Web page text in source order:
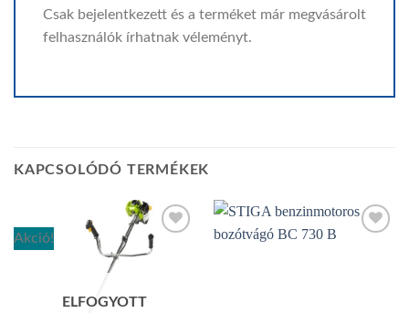
Csak bejelentkezett és a terméket már megvásárolt
felhasználók írhatnak véleményt.
KAPCSOLÓDÓ TERMÉKEK
Akció!
ELFOGYOTT